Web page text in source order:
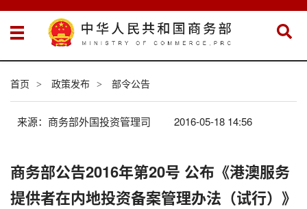
首页 > 政策发布 > 部令公告
来源：商务部外国投资管理司 2016-05-18 14:56
商务部公告2016年第20号 公布《港澳服务
提供者在内地投资备案管理办法（试行）》